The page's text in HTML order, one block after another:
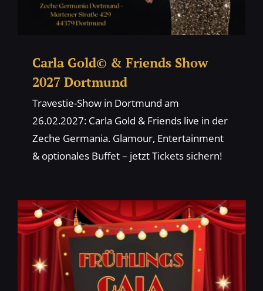
Carla Gold© & Friends Show
2027 Dortmund
Travestie-Show in Dortmund am
26.02.2027: Carla Gold & Friends live in der
Zeche Germania. Glamour, Entertainment
& optionales Buffet – jetzt Tickets sichern!